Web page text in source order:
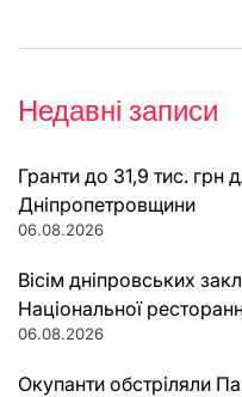
Недавні записи
Гранти до 31,9 тис. грн
Дніпропетровщини
06.08.2026
Вісім дніпровських
Національної
06.08.2026
Окупанти обстріляли